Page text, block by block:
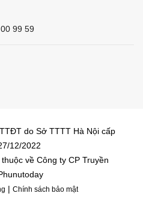
99 59
do Sở TTTT Hà Nội cấp
12/2022
về Công ty CP Truyền
| Chính sách bảo mật